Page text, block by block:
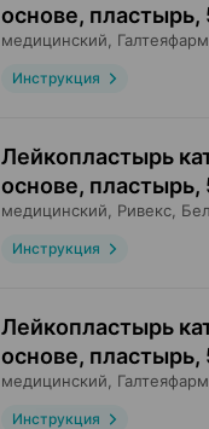
основе, пластырь,
медицинский, Галтеяфарм
Инструкция
Лейкопластырь
основе, пластырь,
медицинский, Ривекс ,
Инструкция
Лейкопластырь
основе, пластырь,
медицинский, Галтеяфарм
Инструкция